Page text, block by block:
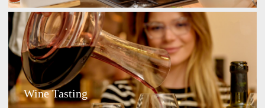
Wine Tasting